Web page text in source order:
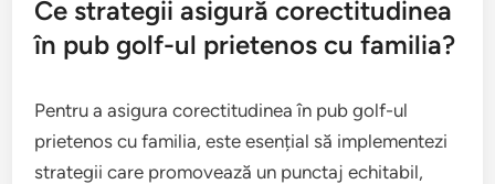
Ce strategii asigură corectitudinea
în pub golf-ul prietenos cu familia?
Pentru a asigura corectitudinea în pub golf-ul
prietenos cu familia, este esențial să implementezi
strategii care promovează un punctaj echitabil,